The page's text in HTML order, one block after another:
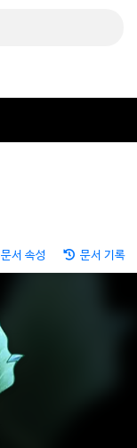
문서 속성 문서 기록